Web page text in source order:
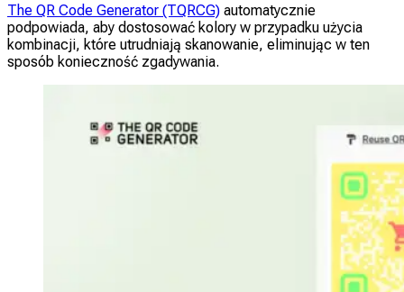
The QR Code Generator (TQRCG) automatycznie
podpowiada, aby dostosować kolory w przypadku użycia
kombinacji, które utrudniają skanowanie, eliminując w ten
sposób konieczność zgadywania.